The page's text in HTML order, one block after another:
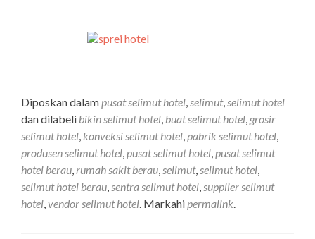
Diposkan dalampusat selimut hotel,selimut,selimut hotel
dan dilabeli bikin selimut hotel, buat selimut hotel, grosir
selimut hotel, konveksi selimut hotel,pabrik selimut hotel,
produsen selimut hotel,pusat selimut hotel,pusat selimut
hotel berau,rumah sakit berau,selimut,selimut hotel,
selimut hotel berau,sentra selimut hotel,supplier selimut
hotel,vendor selimut hotel. Markahipermalink.